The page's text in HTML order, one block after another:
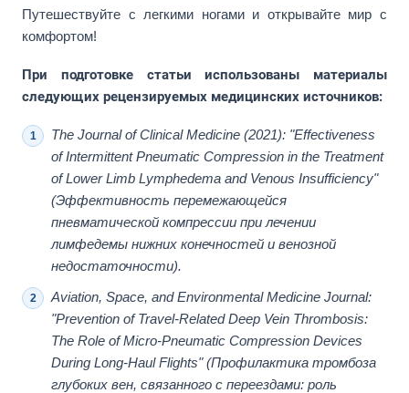
Путешествуйте с легкими ногами и открывайте мир с
комфортом!
При подготовке статьи использованы материалы
следующих рецензируемых медицинских источников:
The Journal of Clinical Medicine (2021): "Effectiveness
of Intermittent Pneumatic Compression in the Treatment
of Lower Limb Lymphedema and Venous Insufficiency"
(Эффективность перемежающейся
пневматической компрессии при лечении
лимфедемы нижних конечностей и венозной
недостаточности).
Aviation, Space, and Environmental Medicine Journal:
"Prevention of Travel-Related Deep Vein Thrombosis:
The Role of Micro-Pneumatic Compression Devices
During Long-Haul Flights" (Профилактика тромбоза
глубоких вен, связанного с переездами: роль